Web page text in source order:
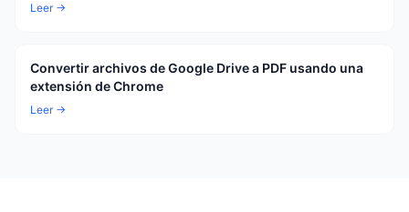
Leer →
Convertir archivos de Google Drive a PDF usando una
extensión de Chrome
Leer →